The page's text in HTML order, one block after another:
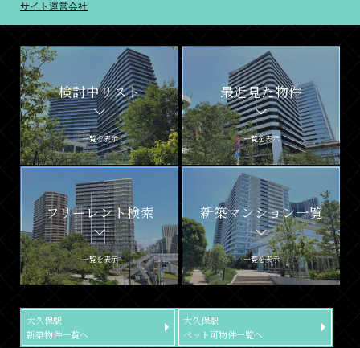
サイト運営会社
検討中リスト
一覧を表示
最近見た物件
一覧を表示
フリーレント検索
一覧を表示
新築マンション一覧
一覧を表示
大久保駅
新築物件一覧へ
大久保駅
ペット可物件一覧へ